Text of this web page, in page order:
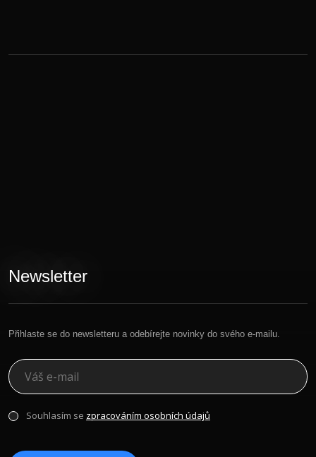
Newsletter
Přihlaste se do newsletteru a odebírejte novinky do svého e-mailu.
Souhlasím se zpracováním osobních údajů